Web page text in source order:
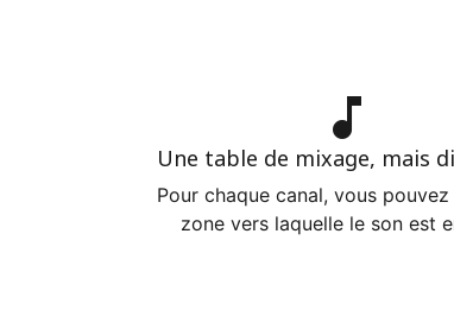
music_note
Une table de mixage, mais
Pour chaque canal, vous
zone vers laquelle le son est